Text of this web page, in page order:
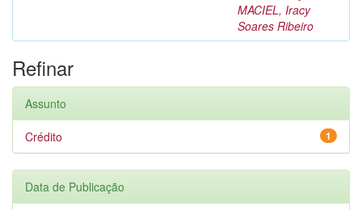
MACIEL, Iracy
Soares Ribeiro
Refinar
Assunto
1
Crédito
Data de Publicação